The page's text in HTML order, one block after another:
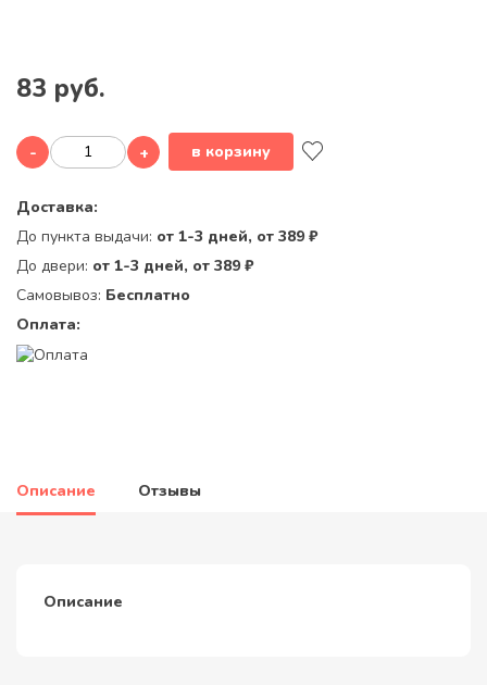
83 руб.
- + в корзину
Доставка:
До пункта выдачи: от 1-3 дней, от 389 ₽
До двери: от 1-3 дней, от 389 ₽
Самовывоз: Бесплатно
Оплата:
Описание Отзывы
Описание